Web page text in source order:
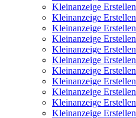
Kleinanzeige Erstellen
Kleinanzeige Erstellen
Kleinanzeige Erstellen
Kleinanzeige Erstellen
Kleinanzeige Erstellen
Kleinanzeige Erstellen
Kleinanzeige Erstellen
Kleinanzeige Erstellen
Kleinanzeige Erstellen
Kleinanzeige Erstellen
Kleinanzeige Erstellen